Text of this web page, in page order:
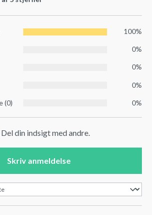
100%
0%
0%
0%
(0) 0%
din indsigt med andre.
Skriv anmeldelse